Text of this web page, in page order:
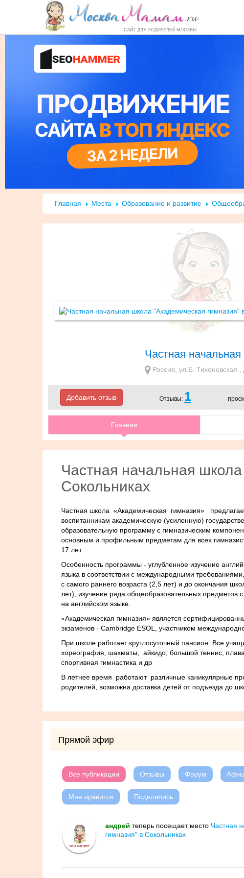
САЙТ ДЛЯ РОДИТЕЛЕЙ МОСКВЫ
Форум Маркет
Главная Места Образование и развитие
Частная
Россия, ул.Б. Тихоновская ,
Добавить отзыв Отзывы: 1
Главная
Частная начальная
Сокольниках
Частная школа «Академическая гимназия»
воспитанникам академическую (усиленную)
образовательную программу с гимназическим
основным и профильным предметам для всех
17 лет.
Особенность программы - углубленное изучение
языка в соответствии с международными
с самого раннего возраста (2,5 лет) и до окончания
лет), изучение ряда общеобразовательных предметов с
на английском языке.
«Академическая гимназия» является
экзаменов - Cambridge ESOL, участником
При школе работает круглосуточный пансион. Все
хореография, шахматы, айкидо, большой теннис,
спортивная гимнастика и др
В летнее время работают различные каникулярные
родителей, возможна доставка детей от подъезда до
Прямой эфир
Все публикации Отзывы Форум
Мне нравится Поделились
андрей теперь посещает место Частная
гимназия" в Сокольниках